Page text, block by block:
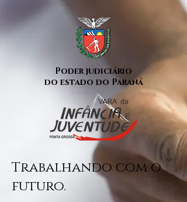
Poder judiciário
do estado do Paraná
Trabalhando com o
futuro.